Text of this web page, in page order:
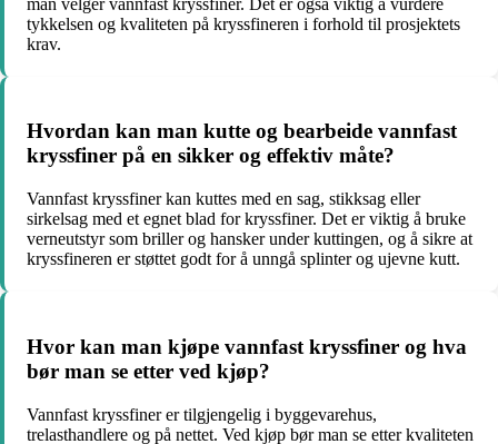
tykkelsen og kvaliteten på kryssfineren i forhold til prosjektets
krav.
Hvordan kan man kutte og bearbeide vannfast
kryssfiner på en sikker og effektiv måte?
Vannfast kryssfiner kan kuttes med en sag, stikksag eller
sirkelsag med et egnet blad for kryssfiner. Det er viktig å bruke
verneutstyr som briller og hansker under kuttingen, og å sikre at
kryssfineren er støttet godt for å unngå splinter og ujevne kutt.
Hvor kan man kjøpe vannfast kryssfiner og hva
bør man se etter ved kjøp?
Vannfast kryssfiner er tilgjengelig i byggevarehus,
trelasthandlere og på nettet. Ved kjøp bør man se etter kvaliteten